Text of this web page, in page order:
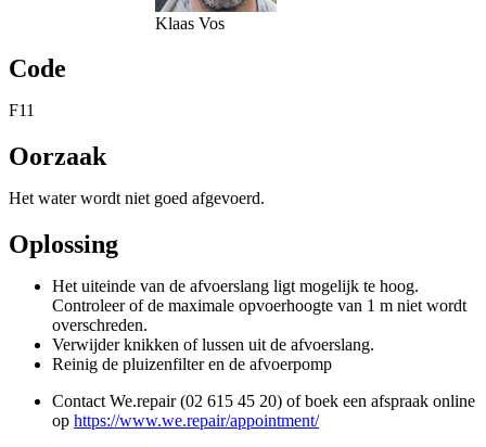
Klaas Vos
Code
F11
Oorzaak
Het water wordt niet goed afgevoerd.
Oplossing
Het uiteinde van de afvoerslang ligt mogelijk te hoog.
Controleer of de maximale opvoerhoogte van 1 m niet wordt
overschreden.
Verwijder knikken of lussen uit de afvoerslang.
Reinig de pluizenfilter en de afvoerpomp
Contact We.repair (02 615 45 20) of boek een afspraak online
op https://www.we.repair/appointment/